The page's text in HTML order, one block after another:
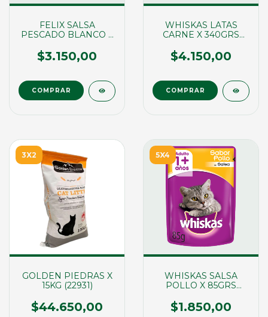
FELIX SALSA
PESCADO BLANCO X
$3.150,00
WHISKAS LATAS
CARNE X 340GRS
$4.150,00
3X2
GOLDEN PIEDRAS X
15KG (22931)
$44.650,00
5X4
WHISKAS SALSA
POLLO X 85GRS
$1.850,00